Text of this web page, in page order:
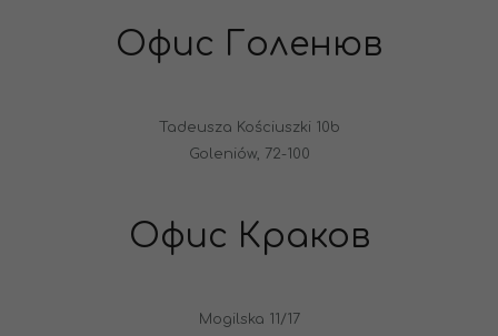
Офис Голенюв
Tadeusza Kościuszki 10b
Goleniów, 72-100
Офис Краков
Mogilska 11/17